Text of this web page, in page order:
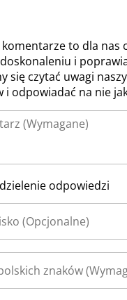
to dla nas
i
się czytać uwagi
i odpowiadać na nie
odpowiedzi